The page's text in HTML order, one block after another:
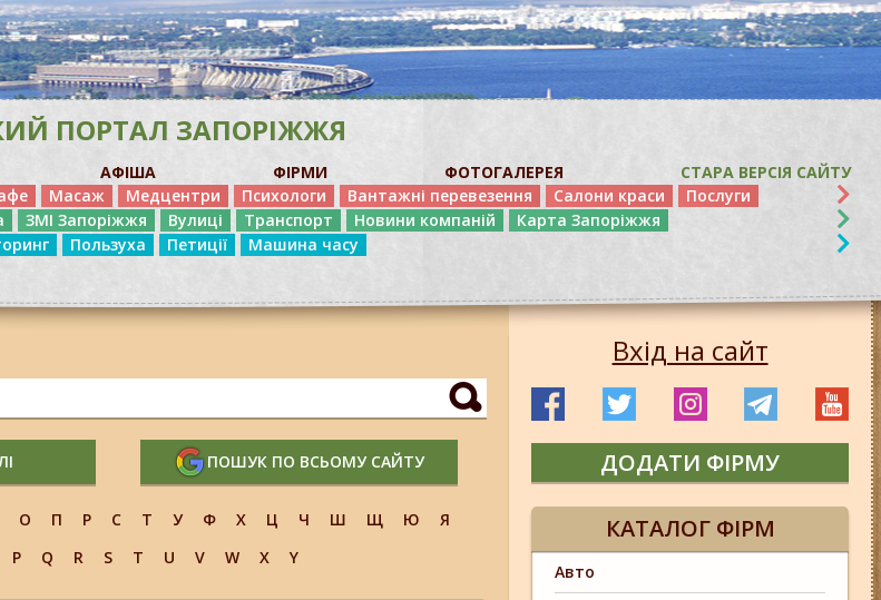
ПОРТАЛ ЗАПОРІЖЖЯ
АФІША ФІРМИ ФОТОГАЛЕРЕЯ
СТАРА ВЕРСІЯ САЙТУ
Масаж Медцентри Психологи Вантажні перевезення Салони краси
Послуги
ЗМІ Запоріжжя Вулиці Транспорт Новини компаній
Карта Запоріжжя
Пользуха Петиції Машина часу
ПОШУК ПО ВСЬОМУ САЙТУ
О П Р С Т У Ф Х Ц Ч Ш Щ Ю
Я
P Q R S T U V W X Y
Вхід на сайт
ДОДАТИ ФІРМУ
КАТАЛОГ ФІРМ
Авто